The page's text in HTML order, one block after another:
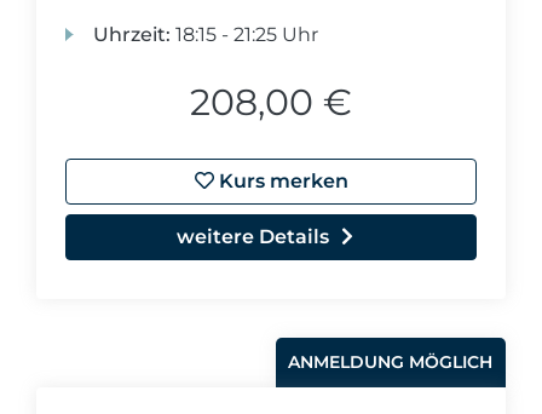
Uhrzeit: 18:15 - 21:25 Uhr
208,00 €
Kurs merken
weitere Details
ANMELDUNG MÖGLICH